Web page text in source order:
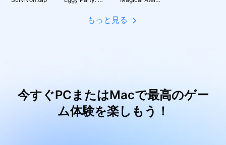
もっと見る
今すぐPCまたはMacで最高のゲー
ム体験を楽しもう！